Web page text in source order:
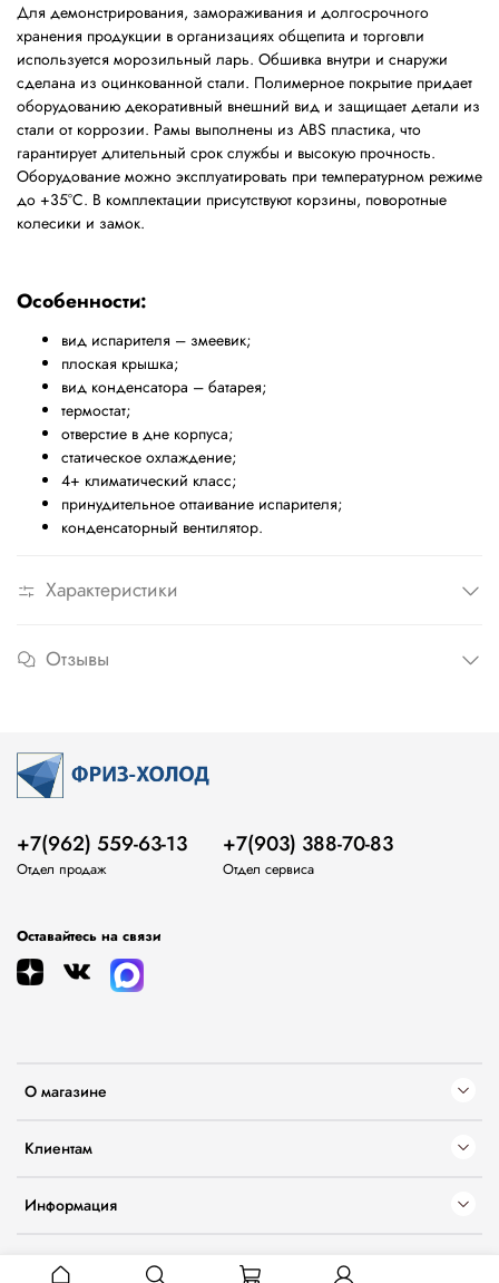
Для демонстрирования, замораживания и долгосрочного
хранения продукции в организациях общепита и торговли
используется морозильный ларь. Обшивка внутри и снаружи
сделана из оцинкованной стали. Полимерное покрытие придает
оборудованию декоративный внешний вид и защищает детали из
стали от коррозии. Рамы выполнены из ABS пластика, что
гарантирует длительный срок службы и высокую прочность.
Оборудование можно эксплуатировать при температурном режиме
до +35°С. В комплектации присутствуют корзины, поворотные
колесики и замок.
Особенности:
вид испарителя – змеевик;
плоская крышка;
вид конденсатора – батарея;
термостат;
отверстие в дне корпуса;
статическое охлаждение;
4+ климатический класс;
принудительное оттаивание испарителя;
конденсаторный вентилятор.
Характеристики
Отзывы
О магазине
Клиентам
Информация
+7(962) 559-63-13
Отдел продаж
+7(903) 388-70-83
Отдел сервиса
Оставайтесь на связи